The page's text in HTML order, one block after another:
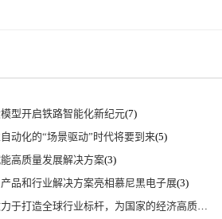
型开启铁路智能化新纪元(7)
动化的“场景驱动”时代将要到来(5)
高质量发展解决方案(3)
品和行业解决方案亮相慕尼黑电子展(3)
国家的经济高质量发展贡献更大力量|上海电气集团党委书记、董事长吴磊来访